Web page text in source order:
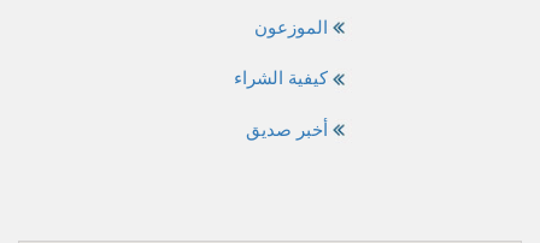
الموزعون
كيفية الشراء
أخبر صديق